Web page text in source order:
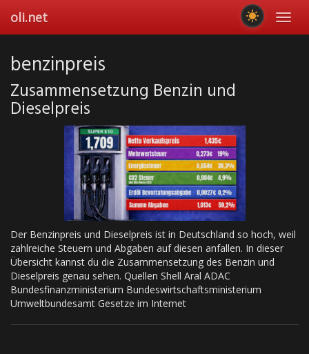
main
oli.net
benzinpreis
Zusammensetzung Benzin und
Dieselpreis
Der Benzinpreis und Dieselpreis ist in Deutschland so hoch, weil
zahlreiche Steuern und Abgaben auf diesen anfallen. In dieser
Übersicht kannst du die Zusammensetzung des Benzin und
Dieselpreis genau sehen. Quellen Shell Aral ADAC
Bundesfinanzministerium Bundeswirtschaftsministerium
Umweltbundesamt Gesetze im Internet